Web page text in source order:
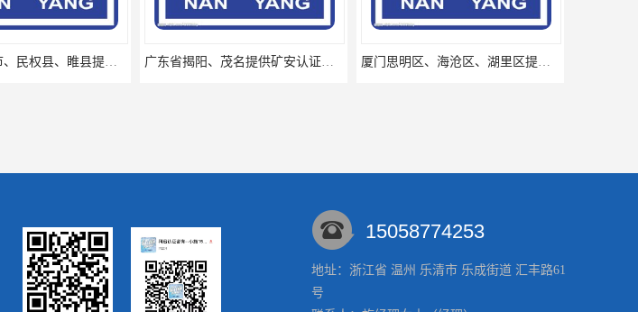
河南省永城市、民权县、睢县提供矿安认证专业技术服务值得信赖的咨询专家 广东省揭阳、茂名提供矿安认证专业咨询服务机构让你拿本放心省心 厦门思明区、海沧区、湖里区提供矿安认证专业技术服务值得信赖的咨询专家
15058774253
地址：浙江省 温州 乐清市 乐成街道 汇丰路61
号